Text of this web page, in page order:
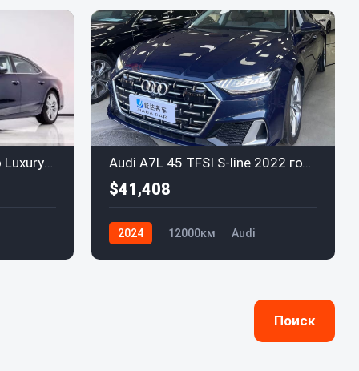
Audi A7L 45 TFSI quattro Luxury 2024 Audi A7L 45 TFSI S-line 2022 года, версия "Создавая мечту о будущем"
$41,408
2024 12000км Audi
Поиск